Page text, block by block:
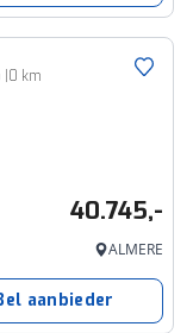
|0 km
40.745,-
ALMERE
aanbieder